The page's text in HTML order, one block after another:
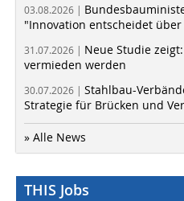
03.08.2026 |
"Innovation entscheidet
31.07.2026 | Neue Studie
vermieden werden
30.07.2026 | Stahlbau-
Strategie für Brücken und
» Alle News
THIS Jobs